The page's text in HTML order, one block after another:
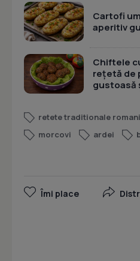
Cartofi
aperitiv
Chiftele
rețetă de
gustoasă
retete traditionale
morcovi
ardei
Îmi place